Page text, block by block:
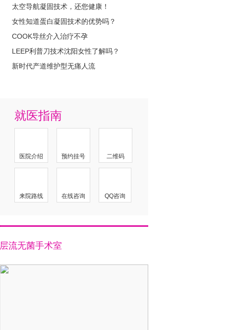
太空导航凝固技术，还您健康！
女性知道蛋白凝固技术的优势吗？
COOK导丝介入治疗不孕
LEEP利普刀技术沈阳女性了解吗？
新时代产道维护型无痛人流
就医指南
医院介绍 预约挂号 二维码
来院路线 在线咨询 QQ咨询
层流无菌手术室